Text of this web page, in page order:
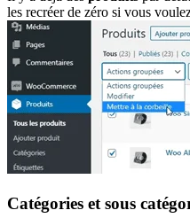
les recréer de zéro si vous
Catégories et sous